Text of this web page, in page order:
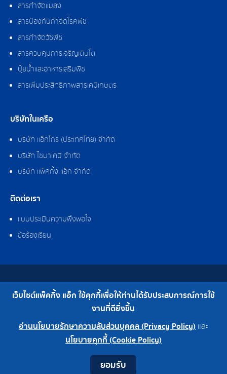
สารกำจัดแมลง
สารป้องกันกำจัดโรคพืช
สารกำจัดวัชพืช
สารควบคุมการเจริญเติบโต
ปุ๋ยน้ำและอาหารเสริมพืช
สารเพิ่มประสิทธิภาพสารเคมีเกษตร
บริษัทในเครือ
บริษัท แอ็กโกร (ประเทศไทย) จำกัด
บริษัท ไซมาเคมี จำกัด
บริษัท แพ็คกิ้ง แอ็ก จำกัด
ติดต่อเรา
แบบประเมินความพึงพอใจ
ข้อร้องเรียน
สงวนลิขสิทธิ์ © 2562 บริษัท แพ็คกิ้ง แอ็ก จำกัด
เบอร์โทร : 0-2308-2102 | โทรสาร : 0-2308-2487
เว็บไซต์แพ็คกิ้ง แอ็ก ใช้คุกกี้เพื่อให้ท่านได้รับประสบการณ์การใช้
งานที่ดียิ่งขึ้น
อ่านนโยบายรักษาความลับส่วนบุคคล (Privacy Policy) และ
นโยบายคุกกี้ (Cookie Policy)
ยอมรับ
0-2308-2102
โรงงาน 0-2324-0515-6
ContactYoutube
LINE